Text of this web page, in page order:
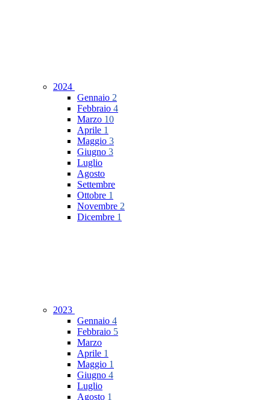
2024
Gennaio 2
Febbraio 4
Marzo 10
Aprile 1
Maggio 3
Giugno 3
Luglio
Agosto
Settembre
Ottobre 1
Novembre 2
Dicembre 1
2023
Gennaio 4
Febbraio 5
Marzo
Aprile 1
Maggio 1
Giugno 4
Luglio
Agosto 1